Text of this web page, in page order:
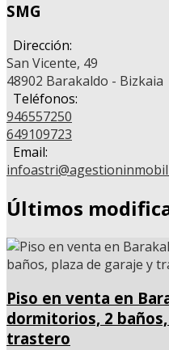
SMG
Dirección:
San Vicente, 49
48902 Barakaldo - Bizkaia
Teléfonos:
946557250
649109723
Email:
Últimos
Piso en venta en
dormitorios, 2
trastero